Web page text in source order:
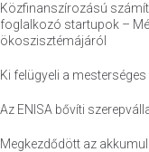
Közfinanszírozású
foglalkozó startupok –
ökoszisztémájáról
Ki felügyeli a
Az ENISA bővíti
Megkezdődött az